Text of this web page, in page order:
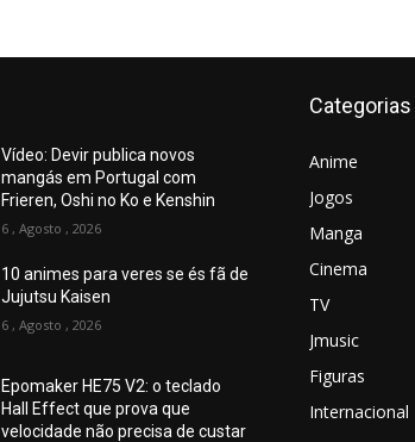
Vídeo: Devir publica novos
mangás em Portugal com
Frieren, Oshi no Ko e Kenshin
6 , Agosto , 2026
10 animes para veres se és fã de
Jujutsu Kaisen
6 , Agosto , 2026
Epomaker HE75 V2: o teclado
Hall Effect que prova que
velocidade não precisa de custar
Categorias
Anime
Jogos
Manga
Cinema
TV
Jmusic
Figuras
Internacional